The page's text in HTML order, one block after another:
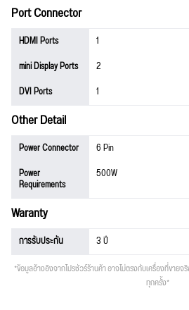
Port Connector
HDMI Ports
1
mini Display Ports
2
DVI Ports
1
Other Detail
Power Connector
6 Pin
Power
Requirements
500W
Waranty
การรับประกัน 3 ปี
*ข้อมูลอ้างอิงจากโปรชัวร์ร้านค้า อาจไม่ตรงกับเครื่องที่ขาย
ทุกครั้ง*